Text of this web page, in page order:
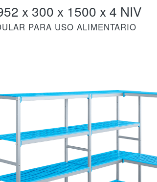
x 300 x 1500 x 4 NIV
PARA USO ALIMENTARIO